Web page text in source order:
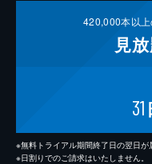
420,000本以
見
31
※無料トライアル期間終了日の翌日が
※日割りでのご請求はいたしません。